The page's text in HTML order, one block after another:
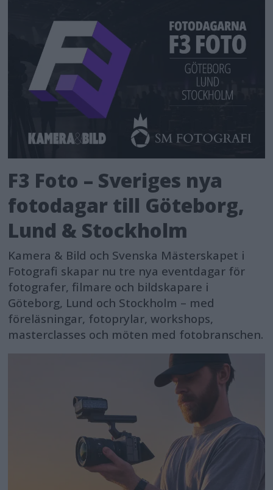
F3 Foto – Sveriges nya
fotodagar till Göteborg,
Lund & Stockholm
Kamera & Bild och Svenska Mästerskapet i
Fotografi skapar nu tre nya eventdagar för
fotografer, filmare och bildskapare i
Göteborg, Lund och Stockholm – med
föreläsningar, fotoprylar, workshops,
masterclasses och möten med fotobranschen.